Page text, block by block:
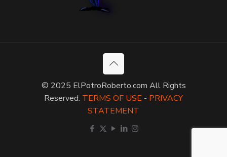
© 2025 ElPotroRoberto.com All Rights
Reserved. TERMS OF USE - PRIVACY
STATEMENT